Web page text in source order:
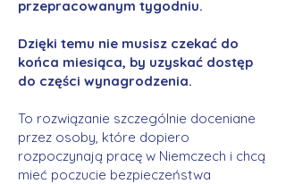
przepracowanym tygodniu.
Dzięki temu nie musisz czekać do
końca miesiąca, by uzyskać dostęp
do części wynagrodzenia.
To rozwiązanie szczególnie doceniane
przez osoby, które dopiero
rozpoczynają pracę w Niemczech i chcą
mieć poczucie bezpieczeństwa